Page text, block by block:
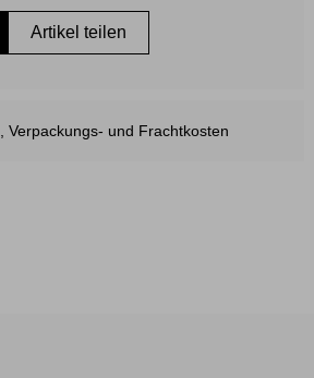
Artikel teilen
Verpackungs- und Frachtkosten